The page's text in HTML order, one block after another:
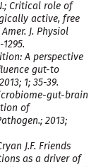
Critical role of
active, free
J. Physiol
A perspective
gut-to
1; 35-39.
gut-brain
of
2013;
J.F. Friends
as a driver of